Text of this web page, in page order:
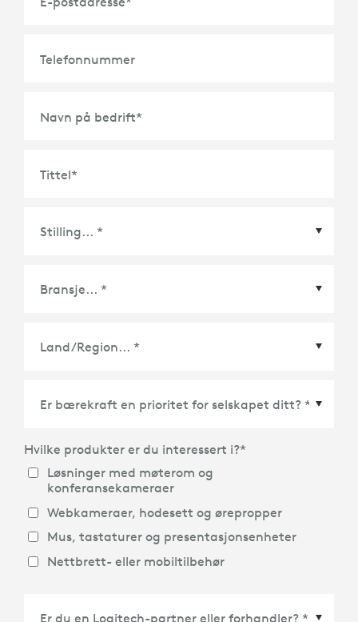
Telefonnummer
Navn på bedrift*
Tittel*
Hvilke produkter er du interessert i?*
Løsninger med møterom og
konferansekameraer
Webkameraer, hodesett og ørepropper
Mus, tastaturer og presentasjonsenheter
Nettbrett- eller mobiltilbehør